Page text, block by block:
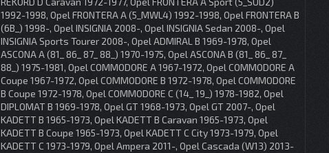
1992-1998, Opel FRONTERA A (5_MWL4) 1992-1998, Opel FRONTERA B
(6B_) 1998-, Opel INSIGNIA 2008-, Opel INSIGNIA Sedan 2008-, Opel
INSIGNIA Sports Tourer 2008-, Opel ADMIRAL B 1969-1978, Opel
ASCONA A (81_ 86_ 87_ 88_) 1970-1975, Opel ASCONA B (81_ 86_ 87_
88_) 1975-1981, Opel COMMODORE A 1967-1972, Opel COMMODORE A
Coupe 1967-1972, Opel COMMODORE B 1972-1978, Opel COMMODORE
B Coupe 1972-1978, Opel COMMODORE C (14_ 19_) 1978-1982, Opel
DIPLOMAT B 1969-1978, Opel GT 1968-1973, Opel GT 2007-, Opel
KADETT B 1965-1973, Opel KADETT B Caravan 1965-1973, Opel
KADETT B Coupe 1965-1973, Opel KADETT C City 1973-1979, Opel
KADETT C 1973-1979, Opel Ampera 2011-, Opel Cascada (W13) 2013-